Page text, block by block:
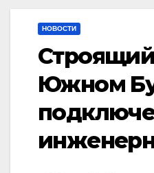
НОВОСТИ
Южном